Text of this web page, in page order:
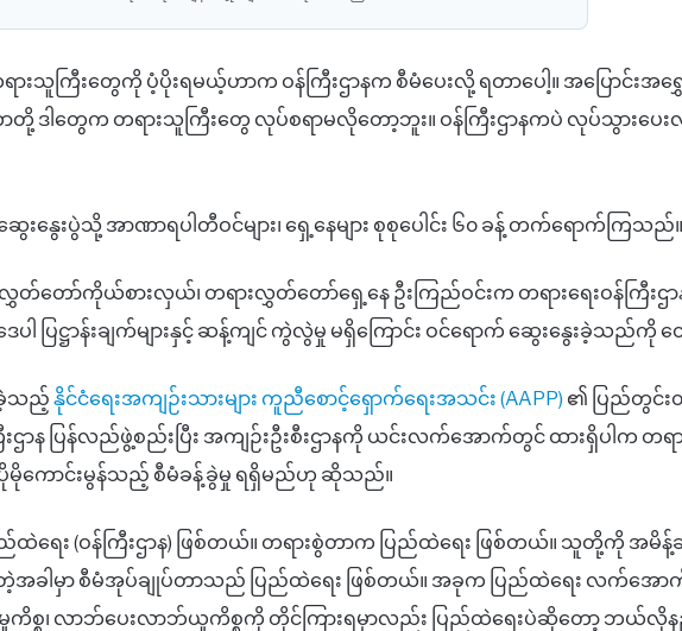
ရားသူကြီးတွေကို ပံ့ပိုးရမယ့်ဟာက ဝန်ကြီးဌာနက စီမံပေးလို့ ရတာပေါ့။ အပြောင်းအရွှ
ာတို့ ဒါတွေက တရားသူကြီးတွေ လုပ်စရာမလိုတော့ဘူး။ ဝန်ကြီးဌာနကပဲ လုပ်သွားပေ
းနွေးပွဲသို့ အာဏာရပါတီဝင်များ၊ ရှေ့နေများ စုစုပေါင်း ၆၀ ခန့် တက်ရောက်ကြသည်။
တ်တော်ကိုယ်စားလှယ်၊ တရားလွှတ်တော်ရှေ့နေ ဦးကြည်ဝင်းက တရားရေးဝန်ကြီးဌ
ပါ ပြဋ္ဌာန်းချက်များနှင့် ဆန့်ကျင် ကွဲလွဲမှု မရှိကြောင်း ဝင်ရောက် ဆွေးနွေးခဲ့သည်ကို
သည့် နိုင်ငံရေးအကျဉ်းသားများ ကူညီစောင့်ရှောက်ရေးအသင်း (AAPP) ၏ ပြည်တွင်း
းဌာန ပြန်လည်ဖွဲ့စည်းပြီး အကျဉ်းဦးစီးဌာနကို ယင်းလက်အောက်တွင် ထားရှိပါက တရာ
ပိုမိုကောင်းမွန်သည့် စီမံခန့်ခွဲမှု ရရှိမည်ဟု ဆိုသည်။
ရေး (ဝန်ကြီးဌာန) ဖြစ်တယ်။ တရားစွဲတာက ပြည်ထဲရေး ဖြစ်တယ်။ သူတို့ကို အမိန့်ချ
အခါမှာ စီမံအုပ်ချုပ်တာသည် ပြည်ထဲရေး ဖြစ်တယ်။ အခုက ပြည်ထဲရေး လက်အော
ကိစ္စ၊ လာဘ်ပေးလာဘ်ယူကိစ္စကို တိုင်ကြားရမှာလည်း ပြည်ထဲရေးပဲဆိုတော့ ဘယ်လိုန